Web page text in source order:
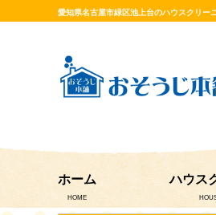
愛知県名古屋市緑区池上台のハウスクリー
ホーム
HOME
ハウス